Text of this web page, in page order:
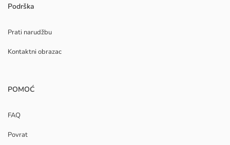
Podrška
Prati narudžbu
Kontaktni obrazac
POMOĆ
FAQ
Povrat